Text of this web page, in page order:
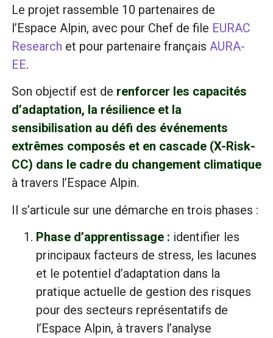
Le projet rassemble 10 partenaires de
l’Espace Alpin, avec pour Chef de file EURAC
Research et pour partenaire français AURA-
EE.
Son objectif est de renforcer les capacités
d’adaptation, la résilience et la
sensibilisation au défi des événements
extrêmes composés et en cascade (X-Risk-
CC) dans le cadre du changement climatique
à travers l’Espace Alpin.
Il s’articule sur une démarche en trois phases :
Phase d’apprentissage : identifier les
principaux facteurs de stress, les lacunes
et le potentiel d’adaptation dans la
pratique actuelle de gestion des risques
pour des secteurs représentatifs de
l’Espace Alpin, à travers l’analyse